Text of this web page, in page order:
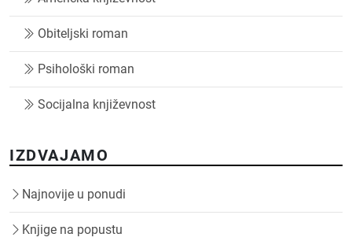
Obiteljski roman
Psihološki roman
Socijalna književnost
IZDVAJAMO
Najnovije u ponudi
Knjige na popustu